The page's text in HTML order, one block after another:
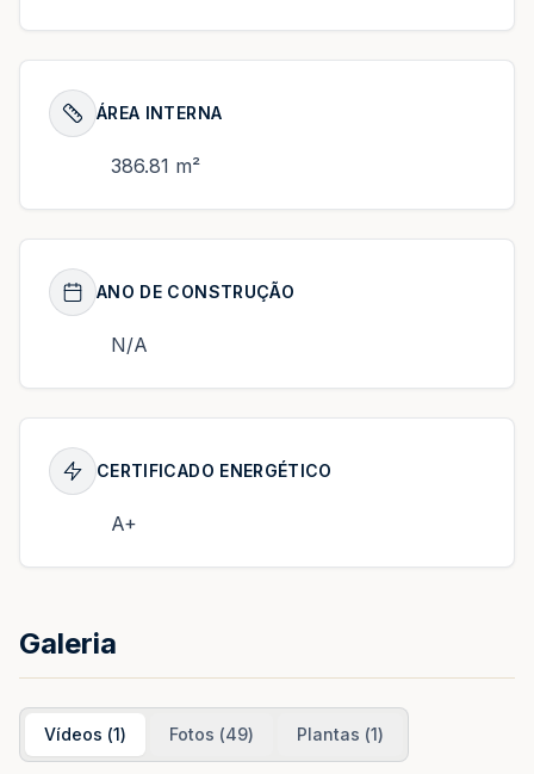
ÁREA INTERNA
386.81 m²
ANO DE CONSTRUÇÃO
N/A
CERTIFICADO ENERGÉTICO
A+
Galeria
Vídeos (1) Fotos (49) Plantas (1)